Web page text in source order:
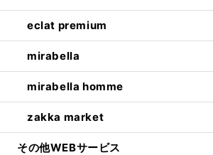
eclat premium
mirabella
mirabella homme
zakka market
その他WEBサービス